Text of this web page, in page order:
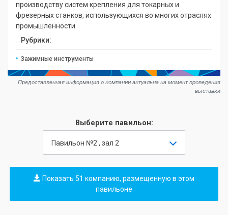
производству систем крепления для токарных и
фрезерных станков, использующихся во многих отраслях
промышленности.
Рубрики:
Зажимные инструменты
Предоставленная информация о компании актуальна на момент проведения
выставки
Выберите павильон:
Павильон №2 , зал 2
Показать 51 компанию, размещенную в этом
павильоне